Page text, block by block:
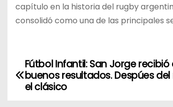
capítulo en la historia del rugby
consolidó como una de las principales
NFútbol Infantil: San Jorge recibió
buenos resultados. Despúes
el clásico